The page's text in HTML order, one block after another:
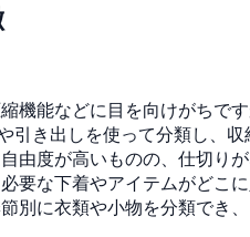
機能などに目を向けがちで
引き出しを使って分類し、
由度が高いものの、仕切り
要な下着やアイテムがどこ
別に衣類や小物を分類でき